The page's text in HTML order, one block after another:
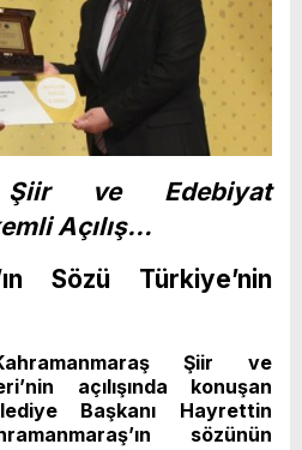
Şiir ve Edebiyat
Açılış…
Sözü Türkiye’nin
Şiir ve
açılışında konuşan
Başkanı Hayrettin
sözünün